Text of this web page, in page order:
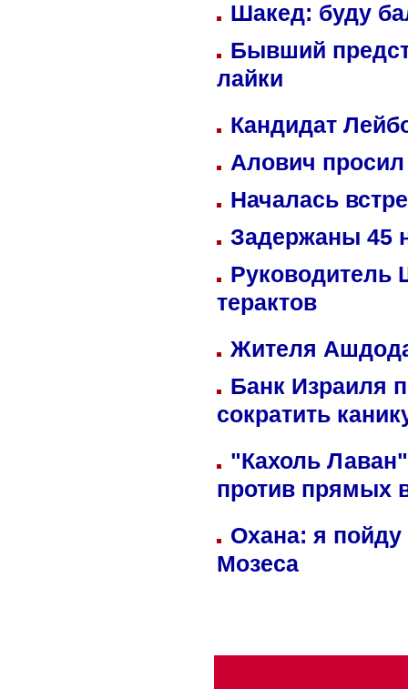
Шакед: буду
Бывший
лайки
Кандидат
Алович просил
Началась
Задержаны 45
Руководитель
терактов
Жителя
Банк Израиля
сократить
"Кахоль
против прямых
Охана: я пойду
Мозеса